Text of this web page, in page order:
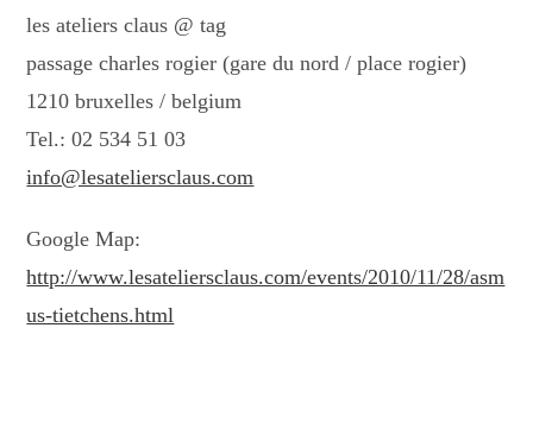
les ateliers claus @ tag
passage charles rogier (gare du nord / place rogier)
1210 bruxelles / belgium
Tel.: 02 534 51 03
info@lesateliersclaus.com
Google Map:
http://www.lesateliersclaus.com/events/2010/11/28/asm
us-tietchens.html